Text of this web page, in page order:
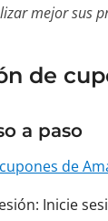
mejor sus
de
a paso
de
Inicie